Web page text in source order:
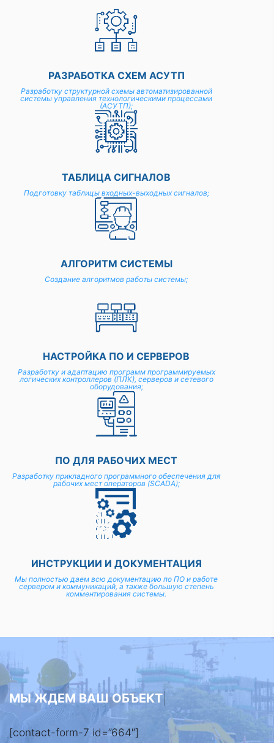
РАЗРАБОТКА СХЕМ АСУТП
Разработку структурной схемы автоматизированной
системы управления технологическими процессами
(АСУТП);
ТАБЛИЦА СИГНАЛОВ
Подготовку таблицы входных-выходных сигналов;
АЛГОРИТМ СИСТЕМЫ
Создание алгоритмов работы системы;
НАСТРОЙКА ПО И СЕРВЕРОВ
Разработку и адаптацию программ программируемых
логических контроллеров (ПЛК), серверов и сетевого
оборудования;
ПО ДЛЯ РАБОЧИХ МЕСТ
Разработку прикладного программного обеспечения для
рабочих мест операторов (SCADA);
ИНСТРУКЦИИ И ДОКУМЕНТАЦИЯ
Мы полностью даем всю документацию по ПО и работе
сервером и коммуникаций, а также большую степень
комментирования системы.
ЗАГРУ|
[contact-form-7 id=”664″]